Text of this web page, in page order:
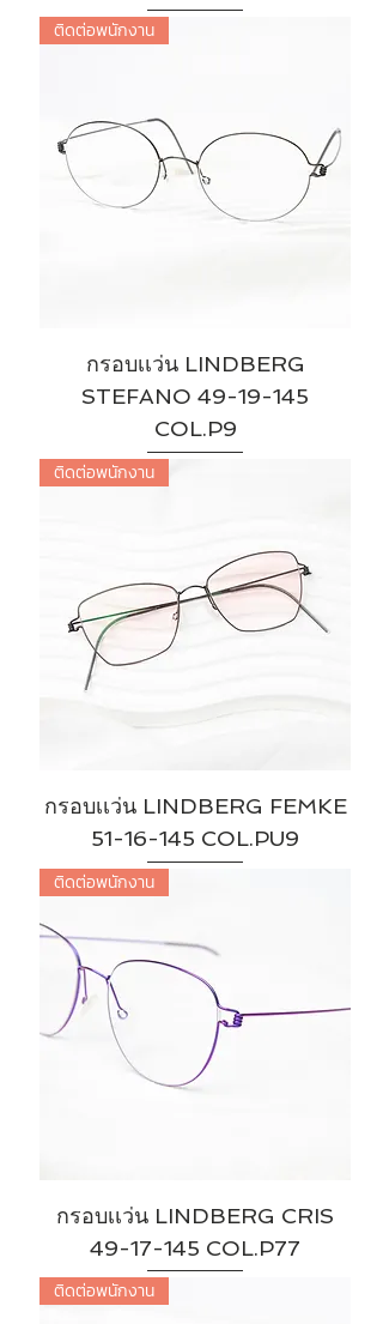
ติดต่อพนักงาน
กรอบเเว่น LINDBERG
STEFANO 49-19-145
COL.P9
ติดต่อพนักงาน
กรอบเเว่น LINDBERG FEMKE
51-16-145 COL.PU9
ติดต่อพนักงาน
กรอบเเว่น LINDBERG CRIS
49-17-145 COL.P77
ติดต่อพนักงาน